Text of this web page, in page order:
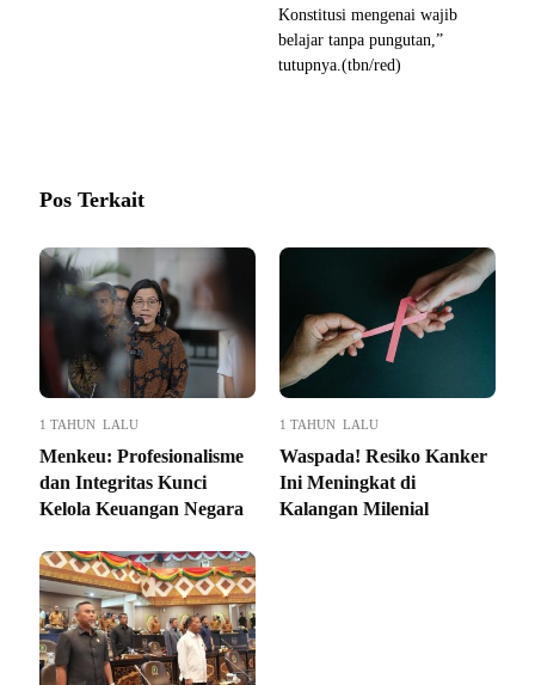
Konstitusi mengenai wajib
belajar tanpa pungutan,”
tutupnya.(tbn/red)
Pos Terkait
1 TAHUN LALU
Menkeu: Profesionalisme
dan Integritas Kunci
Kelola Keuangan Negara
1 TAHUN LALU
Waspada! Resiko Kanker
Ini Meningkat di
Kalangan Milenial